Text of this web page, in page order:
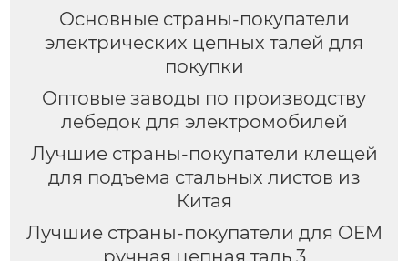
Основные страны-покупатели
электрических цепных талей для
покупки
Оптовые заводы по производству
лебедок для электромобилей
Лучшие страны-покупатели клещей
для подъема стальных листов из
Китая
Лучшие страны-покупатели для OEM